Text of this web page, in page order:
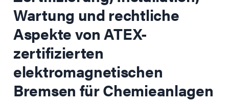
Wartung und rechtliche
Aspekte vonATEX-
zertifizierten
elektromagnetischen
Bremsen für Chemieanlagen